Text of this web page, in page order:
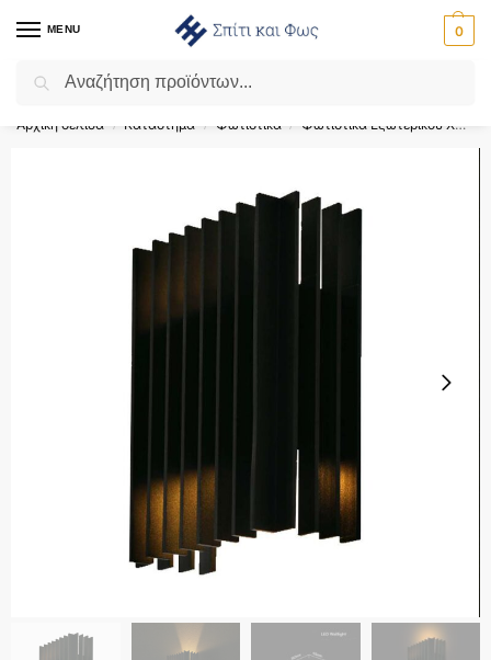
MENU 0
Flash Sale ⚡ 10% Έκπτωση με τον κωδικό ‘SPRING’!
Αρχική σελίδα / Κατάστημα / Φωτιστικά / Φωτιστικά Εξωτερικού Χώρου